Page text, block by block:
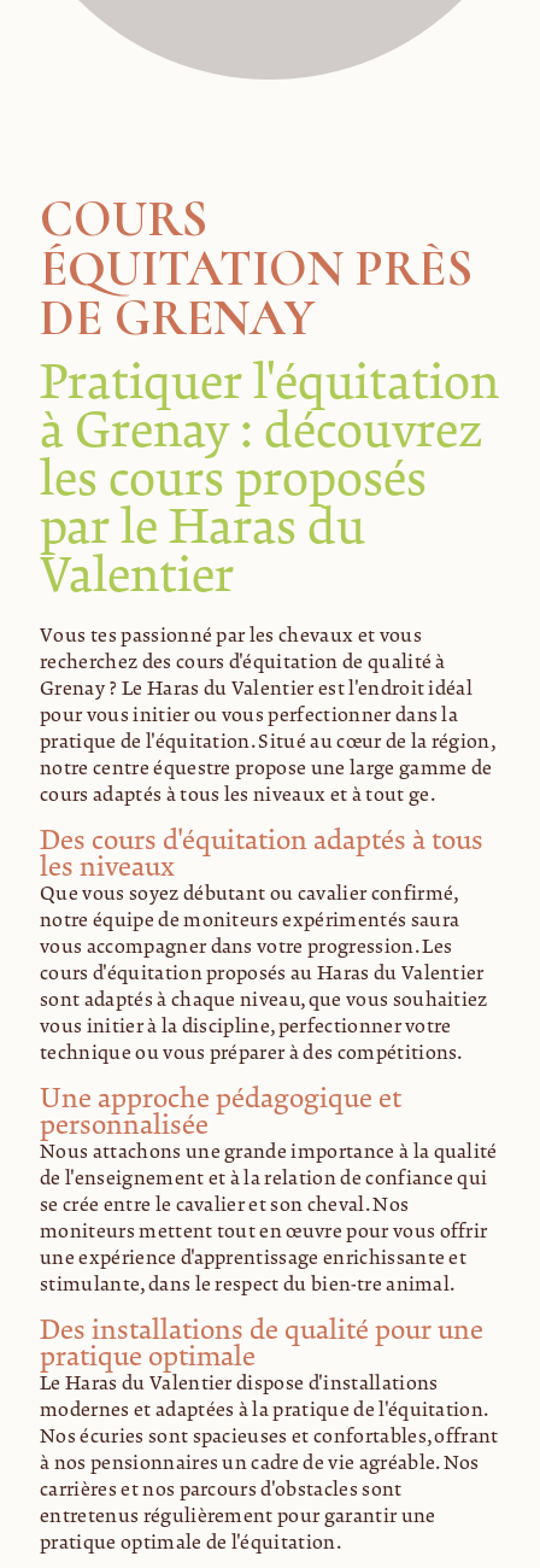
COURS
ÉQUITATION PRÈS
DE GRENAY
Pratiquer l'équitation
à Grenay : découvrez
les cours proposés
par le Haras du
Valentier
Vous êtes passionné par les chevaux et vous
recherchez des cours d'équitation de qualité à
Grenay ? Le Haras du Valentier est l'endroit idéal
pour vous initier ou vous perfectionner dans la
pratique de l'équitation. Situé au cœur de la région,
notre centre équestre propose une large gamme de
cours adaptés à tous les niveaux et à tout âge.
Des cours d'équitation adaptés à tous
les niveaux
Que vous soyez débutant ou cavalier confirmé,
notre équipe de moniteurs expérimentés saura
vous accompagner dans votre progression. Les
cours d'équitation proposés au Haras du Valentier
sont adaptés à chaque niveau, que vous souhaitiez
vous initier à la discipline, perfectionner votre
technique ou vous préparer à des compétitions.
Une approche pédagogique et
personnalisée
Nous attachons une grande importance à la qualité
de l'enseignement et à la relation de confiance qui
se crée entre le cavalier et son cheval. Nos
moniteurs mettent tout en œuvre pour vous offrir
une expérience d'apprentissage enrichissante et
stimulante, dans le respect du bien-être animal.
Des installations de qualité pour une
pratique optimale
Le Haras du Valentier dispose d'installations
modernes et adaptées à la pratique de l'équitation.
Nos écuries sont spacieuses et confortables, offrant
à nos pensionnaires un cadre de vie agréable. Nos
carrières et nos parcours d'obstacles sont
entretenus régulièrement pour garantir une
pratique optimale de l'équitation.